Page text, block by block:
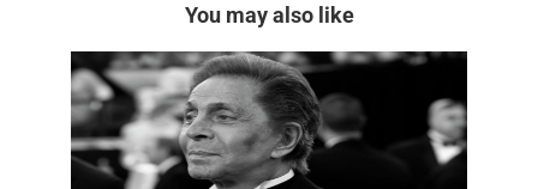
You may also like